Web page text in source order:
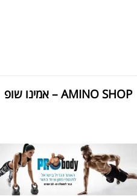
AMINO SHOP – אמינו שופ